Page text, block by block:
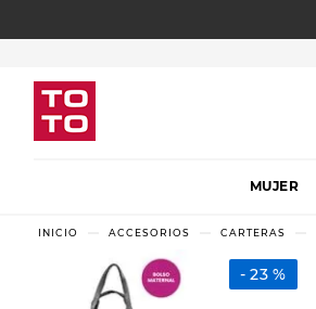
MUJER
ACCESORIOS CARTERAS
23 %
1.
2
3.